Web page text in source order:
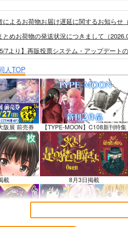
によるお荷物お届け遅延に関するお知らせ
とめお荷物の発送状況につきまして（
5/7より】再販投票システム・アップデート
1より】とらのあなプレミアム、新支払い
サイクル「定期便(月2)」一般会員様の利
あな×駿河屋日本橋乙女同人誌館」通販店
1より】「通販ポイント⇒とらコイン変
保護方針の改定について（2025.09.19 更新
付与・管理体制改定のお知らせ（
見る
人TOP
阪展 前売券 【TYPE-MOON】C108新刊特集
載 8月3日掲載